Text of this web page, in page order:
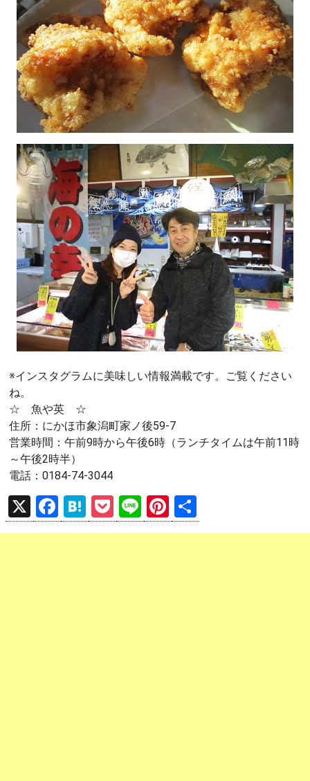
※インスタグラムに美味しい情報満載です。ご覧ください
ね。
☆ 魚や英 ☆
住所：にかほ市象潟町家ノ後59-7
営業時間：午前9時から午後6時（ランチタイムは午前11時
～午後2時半）
電話：0184-74-3044
X
F
a
H
at
P
o
Li
n
Pi
nt 有